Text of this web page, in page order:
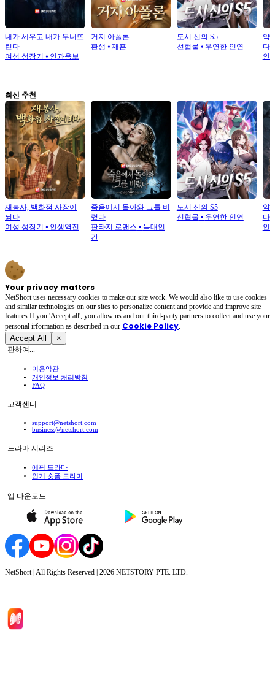
내가 세우고 내가 무너뜨
린다
여성 성장기 ⦁ 인과응보
거지 아폴론
환생 ⦁ 재혼
도시 신의 S5
선협물 ⦁ 우연한 인연
약
다
인
최신 추천
재봉사, 백화점 사장이
되다
여성 성장기 ⦁ 인생역전
죽음에서 돌아와 그를 버
렸다
판타지 로맨스 ⦁ 늑대인
간
도시 신의 S5
선협물 ⦁ 우연한 인연
약
다
인
Your privacy matters
NetShort uses necessary cookies to make our site work. We would also like to use cookies
and similar technologies on our sites to personalize content and provide and improve site
features.If you 'Accept all', you allow us and our third-party partners to collect and use your
personal irformation as described in our Cookie Policy.
Accept All ×
관하여...
이용약관
개인정보 처리방침
FAQ
고객센터
support@netshort.com
business@netshort.com
드라마 시리즈
에픽 드라마
인기 숏폼 드라마
앱 다운로드
NetShort | All Rights Reserved | 2026 NETSTORY PTE. LTD.